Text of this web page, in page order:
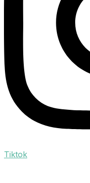
Tiktok